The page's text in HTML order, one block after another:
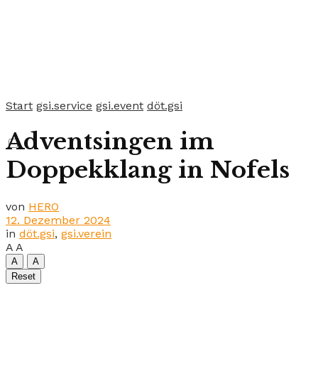
Start gsi.service gsi.event döt.gsi
Adventsingen im
Doppekklang in Nofels
von HERO
12. Dezember 2024
in döt.gsi, gsi.verein
A A
A
A
Reset